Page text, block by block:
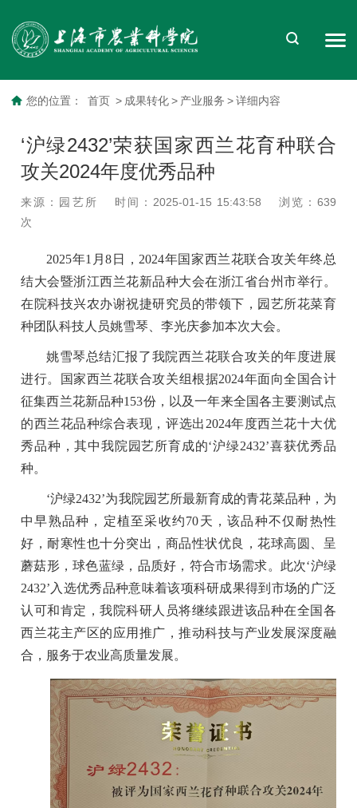
您的位置： 首页 > 成果转化 > 产业服务 > 详细内容
‘沪绿2432’荣获国家西兰花育种联合
攻关2024年度优秀品种
来源：园艺所 时间：2025-01-15 15:43:58 浏览： 639
次
2025年1月8日，2024年国家西兰花联合攻关年终总
结大会暨浙江西兰花新品种大会在浙江省台州市举行。
在院科技兴农办谢祝捷研究员的带领下，园艺所花菜育
种团队科技人员姚雪琴、李光庆参加本次大会。
姚雪琴总结汇报了我院西兰花联合攻关的年度进展
进行。国家西兰花联合攻关组根据2024年面向全国合计
征集西兰花新品种153份，以及一年来全国各主要测试点
的西兰花品种综合表现，评选出2024年度西兰花十大优
秀品种，其中我院园艺所育成的‘沪绿2432’喜获优秀品
种。
‘沪绿2432’为我院园艺所最新育成的青花菜品种，为
中早熟品种，定植至采收约70天，该品种不仅耐热性
好，耐寒性也十分突出，商品性状优良，花球高圆、呈
蘑菇形，球色蓝绿，品质好，符合市场需求。 此次‘沪绿
2432’入选优秀品种意味着该项科研成果得到市场的广泛
认可和肯定，我院科研人员将继续跟进该品种在全国各
西兰花主产区的应用推广，推动科技与产业发展深度融
合，服务于农业高质量发展。